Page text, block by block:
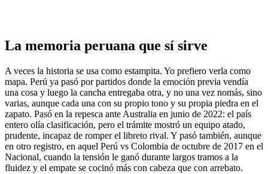
La memoria peruana que sí sirve
A veces la historia se usa como estampita. Yo prefiero verla como
mapa. Perú ya pasó por partidos donde la emoción previa vendía
una cosa y luego la cancha entregaba otra, y no una vez nomás, sino
varias, aunque cada una con su propio tono y su propia piedra en el
zapato. Pasó en la repesca ante Australia en junio de 2022: el país
entero olía clasificación, pero el trámite mostró un equipo atado,
prudente, incapaz de romper el libreto rival. Y pasó también, aunque
en otro registro, en aquel Perú vs Colombia de octubre de 2017 en el
Nacional, cuando la tensión le ganó durante largos tramos a la
fluidez y el empate se cocinó más con cabeza que con arrebato.